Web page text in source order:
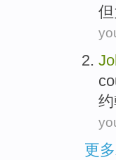
但
更